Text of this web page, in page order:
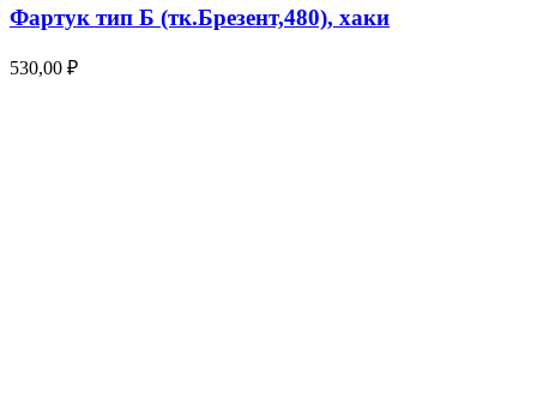
Фартук тип Б (тк.Брезент,480), хаки
530,00 ₽